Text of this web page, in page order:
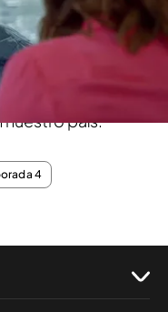
el líder de
elecciones
país.
4